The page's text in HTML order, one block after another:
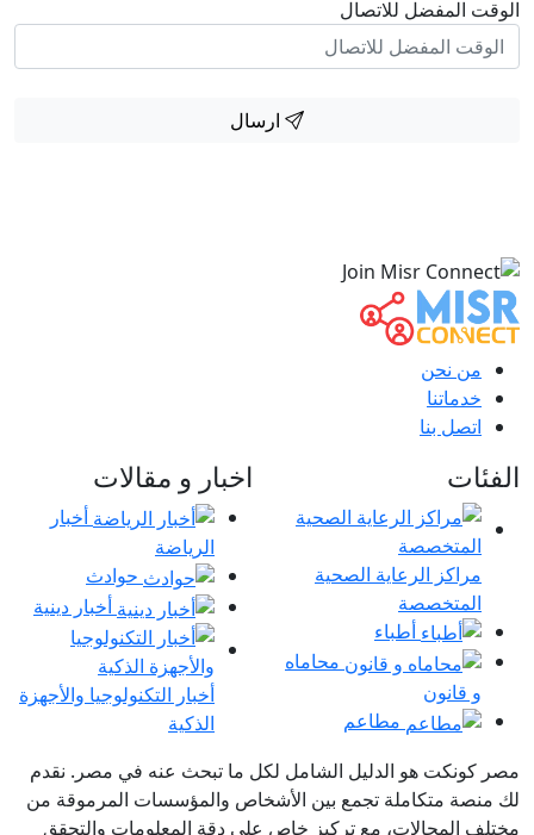
الوقت المفضل للاتصال
ارسال
من نحن
خدماتنا
اتصل بنا
الفئات
مراكز الرعاية الصحية
المتخصصة
أطباء
محاماه
و قانون
مطاعم
اخبار و مقالات
أخبار
الرياضة
حوادث
أخبار دينية
أخبار التكنولوجيا والأجهزة
الذكية
مصر كونكت هو الدليل الشامل لكل ما تبحث عنه في مصر. نقدم
لك منصة متكاملة تجمع بين الأشخاص والمؤسسات المرموقة من
مختلف المجالات، مع تركيز خاص على دقة المعلومات والتحقق